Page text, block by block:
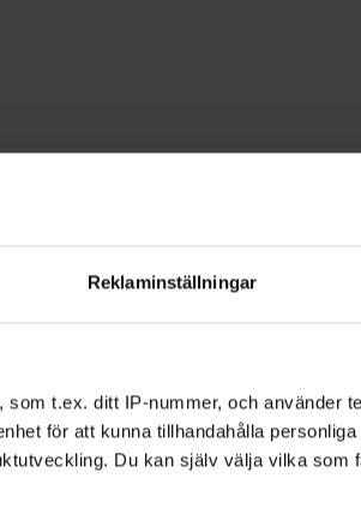
Reklaminställningar
som t.ex. ditt IP-nummer, och använder
för att kunna tillhandahålla
Du kan själv välja vilka som
Hos oss kan du
stor kunskap sedan
lära dig mer om